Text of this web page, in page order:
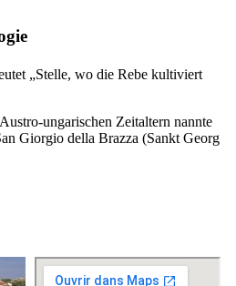
„Stelle, wo die Rebe kultiviert
ungarischen Zeitaltern nannte
Giorgio della Brazza (Sankt Georg